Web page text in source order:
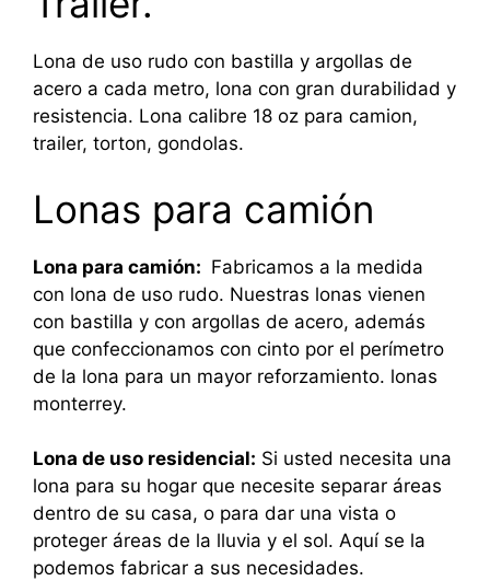
Lona de uso rudo con bastilla y argollas de
acero a cada metro, lona con gran durabilidad y
resistencia. Lona calibre 18 oz para camion,
trailer, torton, gondolas.
Lonas para camión
Lona para camión: Fabricamos a la medida
con lona de uso rudo. Nuestras lonas vienen
con bastilla y con argollas de acero, además
que confeccionamos con cinto por el perímetro
de la lona para un mayor reforzamiento. lonas
monterrey.
Lona de uso residencial: Si usted necesita una
lona para su hogar que necesite separar áreas
dentro de su casa, o para dar una vista o
proteger áreas de la lluvia y el sol. Aquí se la
podemos fabricar a sus necesidades.